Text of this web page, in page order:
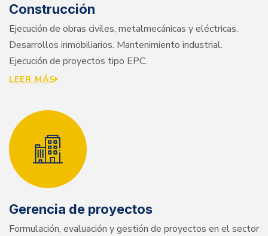
Construcción
Ejecución de obras civiles, metalmecánicas y eléctricas.
Desarrollos inmobiliarios. Mantenimiento industrial.
Ejecución de proyectos tipo EPC.
LEER MÁS
Gerencia de proyectos
Formulación, evaluación y gestión de proyectos en el sector